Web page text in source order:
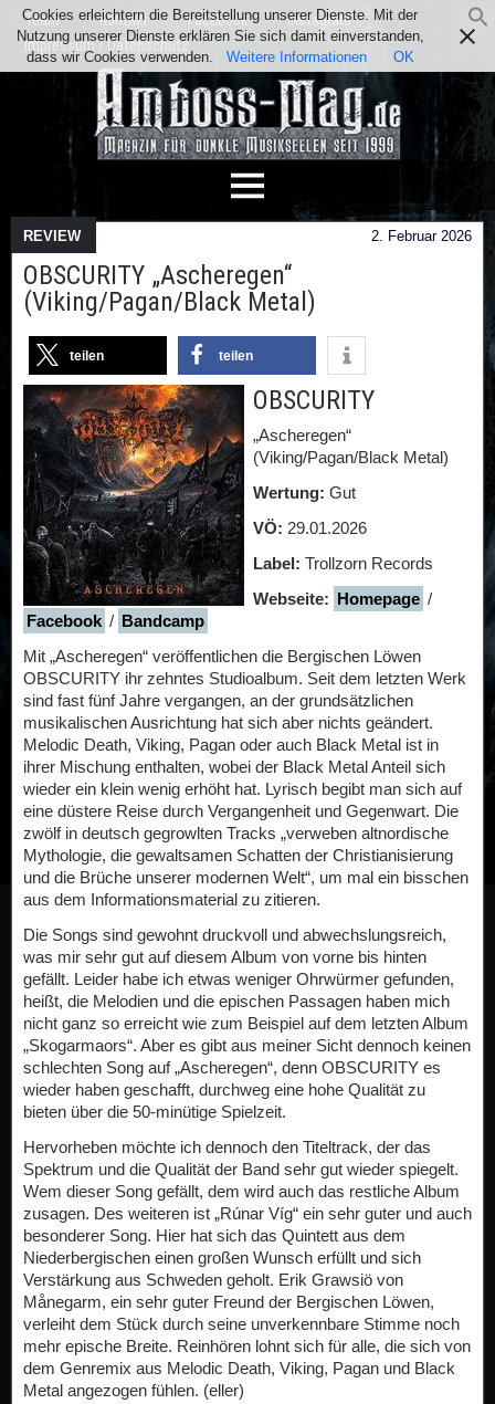
Team Kontakt Facebook
Instagram
Impressum / Datenschutz
REVIEW 2. Februar 2026
OBSCURITY „Ascheregen“
(Viking/Pagan/Black Metal)
teilen teilen
OBSCURITY
„Ascheregen“
(Viking/Pagan/Black Metal)
Wertung: Gut
VÖ: 29.01.2026
Label: Trollzorn Records
Webseite: Homepage /
Facebook / Bandcamp
Mit „Ascheregen“ veröffentlichen die Bergischen Löwen
OBSCURITY ihr zehntes Studioalbum. Seit dem letzten Werk
sind fast fünf Jahre vergangen, an der grundsätzlichen
musikalischen Ausrichtung hat sich aber nichts geändert.
Melodic Death, Viking, Pagan oder auch Black Metal ist in
ihrer Mischung enthalten, wobei der Black Metal Anteil sich
wieder ein klein wenig erhöht hat. Lyrisch begibt man sich auf
eine düstere Reise durch Vergangenheit und Gegenwart. Die
zwölf in deutsch gegrowlten Tracks „verweben altnordische
Mythologie, die gewaltsamen Schatten der Christianisierung
und die Brüche unserer modernen Welt“, um mal ein bisschen
aus dem Informationsmaterial zu zitieren.
Die Songs sind gewohnt druckvoll und abwechslungsreich,
was mir sehr gut auf diesem Album von vorne bis hinten
gefällt. Leider habe ich etwas weniger Ohrwürmer gefunden,
heißt, die Melodien und die epischen Passagen haben mich
nicht ganz so erreicht wie zum Beispiel auf dem letzten Album
„Skogarmaors“. Aber es gibt aus meiner Sicht dennoch keinen
schlechten Song auf „Ascheregen“, denn OBSCURITY es
wieder haben geschafft, durchweg eine hohe Qualität zu
bieten über die 50-minütige Spielzeit.
Hervorheben möchte ich dennoch den Titeltrack, der das
Spektrum und die Qualität der Band sehr gut wieder spiegelt.
Wem dieser Song gefällt, dem wird auch das restliche Album
zusagen. Des weiteren ist „Rúnar Víg“ ein sehr guter und auch
besonderer Song. Hier hat sich das Quintett aus dem
Niederbergischen einen großen Wunsch erfüllt und sich
Verstärkung aus Schweden geholt. Erik Grawsiö von
Månegarm, ein sehr guter Freund der Bergischen Löwen,
verleiht dem Stück durch seine unverkennbare Stimme noch
mehr epische Breite. Reinhören lohnt sich für alle, die sich von
dem Genremix aus Melodic Death, Viking, Pagan und Black
Metal angezogen fühlen. (eller)
Cookies erleichtern die Bereitstellung unserer Dienste. Mit der
Nutzung unserer Dienste erklären Sie sich damit einverstanden,
dass wir Cookies verwenden.
Weitere Informationen OK